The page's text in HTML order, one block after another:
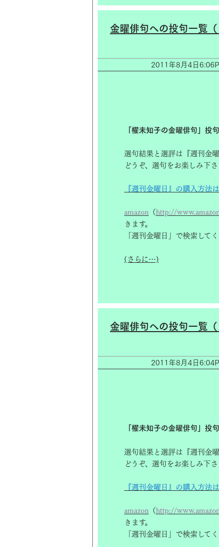
金曜俳句への投句一覧
2011年8月4日
「櫂未知子の金曜俳句」投
選句結果と選評は『週刊金
どうぞ、選句をお楽しみ下
『週刊金曜日』の購入方法
amazon （ http://
きます。
「週刊金曜日」で検索して
(さらに…)
金曜俳句への投句一覧
2011年8月4日
「櫂未知子の金曜俳句」投
選句結果と選評は『週刊金
どうぞ、選句をお楽しみ下
『週刊金曜日』の購入方法
amazon （ http://
きます。
「週刊金曜日」で検索して